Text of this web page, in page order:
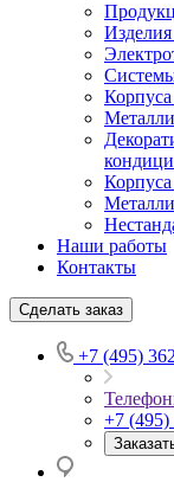
Изделия
Корпуса
Наши работы
Контакты
Сделать заказ
+7 (495)
+7 (495)